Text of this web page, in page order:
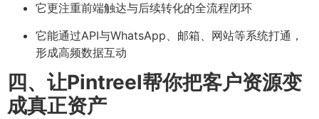
它更注重前端触达与后续转化的全流程闭环
它能通过API与WhatsApp、邮箱、网站等系统打通，
形成高频数据互动
四、让Pintreel帮你把客户资源变
成真正资产